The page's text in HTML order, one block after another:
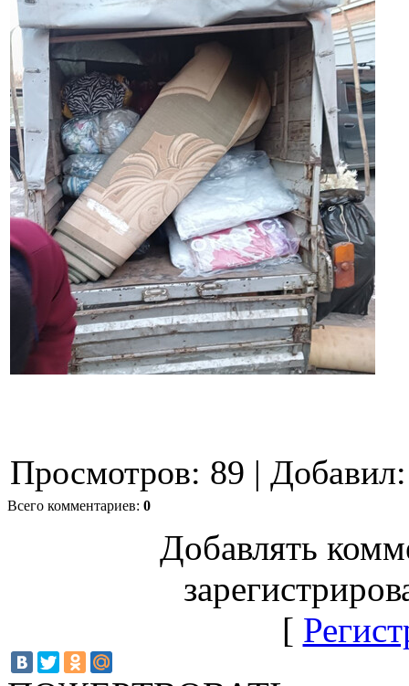
Просмотров: 89 | Добавил:
Всего комментариев: 0
Добавлять
[